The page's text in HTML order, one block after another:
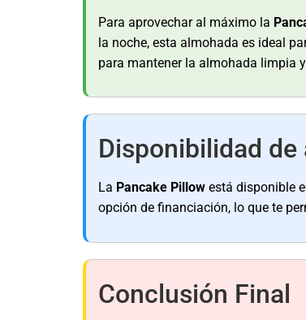
Para aprovechar al máximo la
la noche, esta almohada es ideal
para mantener la almohada limpia
Disponibilidad
La Pancake Pillow está disponible
opción de financiación, lo que te
Conclusión Final